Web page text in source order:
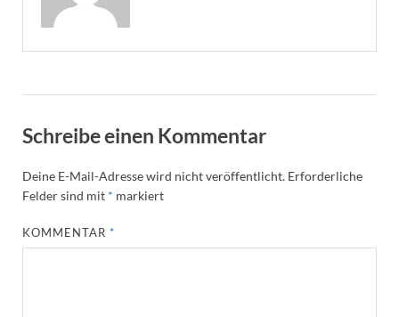
Schreibe einen Kommentar
Deine E-Mail-Adresse wird nicht veröffentlicht. Erforderliche
Felder sind mit * markiert
KOMMENTAR*